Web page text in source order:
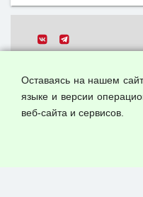
Все права защищены.
Оставаясь на нашем
языке и версии
веб-сайта и сервисов.